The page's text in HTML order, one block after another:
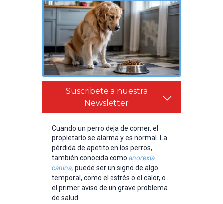
Suscribete a nuestra
Newsletter
Cuando un perro deja de comer, el
propietario se alarma y es normal. La
pérdida de apetito en los perros,
también conocida como anorexia
canina, puede ser un signo de algo
temporal, como el estrés o el calor, o
el primer aviso de un grave problema
de salud.